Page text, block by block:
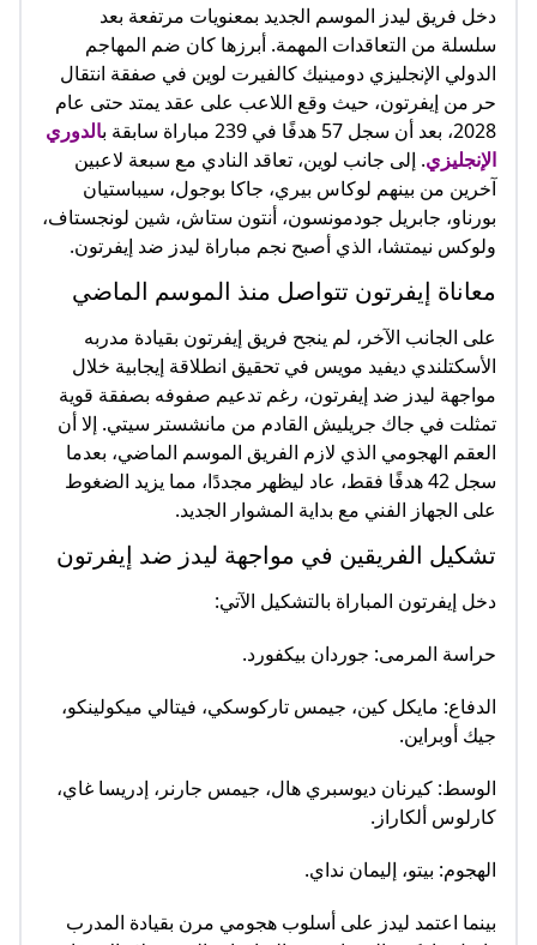
دخل فريق ليدز الموسم الجديد بمعنويات مرتفعة بعد
سلسلة من التعاقدات المهمة. أبرزها كان ضم المهاجم
الدولي الإنجليزي دومينيك كالفيرت لوين في صفقة انتقال
حر من إيفرتون، حيث وقع اللاعب على عقد يمتد حتى عام
2028، بعد أن سجل 57 هدفًا في 239 مباراة سابقة ب
الدوري
الإنجليزي. إلى جانب لوين، تعاقد النادي مع سبعة لاعبين
آخرين من بينهم لوكاس بيري، جاكا بوجول، سيباستيان
بورناو، جابريل جودمونسون، أنتون ستاش، شين لونجستاف،
ولوكس نيمتشا، الذي أصبح نجم مباراة ليدز ضد إيفرتون.
معاناة إيفرتون تتواصل منذ الموسم الماضي
على الجانب الآخر، لم ينجح فريق إيفرتون بقيادة مدربه
الأسكتلندي ديفيد مويس في تحقيق انطلاقة إيجابية خلال
مواجهة ليدز ضد إيفرتون، رغم تدعيم صفوفه بصفقة قوية
تمثلت في جاك جريليش القادم من مانشستر سيتي. إلا أن
العقم الهجومي الذي لازم الفريق الموسم الماضي، بعدما
سجل 42 هدفًا فقط، عاد ليظهر مجددًا، مما يزيد الضغوط
على الجهاز الفني مع بداية المشوار الجديد.
تشكيل الفريقين في مواجهة ليدز ضد إيفرتون
دخل إيفرتون المباراة بالتشكيل الآتي:
حراسة المرمى: جوردان بيكفورد.
الدفاع: مايكل كين، جيمس تاركوسكي، فيتالي ميكولينكو،
جيك أوبراين.
الوسط: كيرنان ديوسبري هال، جيمس جارنر، إدريسا غاي،
كارلوس ألكاراز.
الهجوم: بيتو، إليمان نداي.
بينما اعتمد ليدز على أسلوب هجومي مرن بقيادة المدرب